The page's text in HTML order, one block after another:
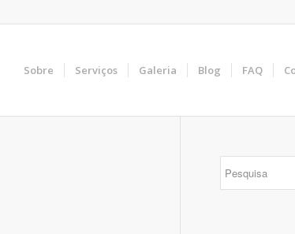
Sobre Serviços Galeria Blog FAQ